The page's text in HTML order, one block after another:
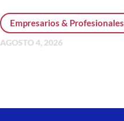
Empresarios & Profesionales
AGOSTO 4, 2026